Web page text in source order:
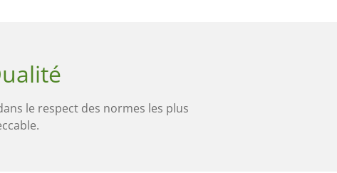
le respect des normes les plus